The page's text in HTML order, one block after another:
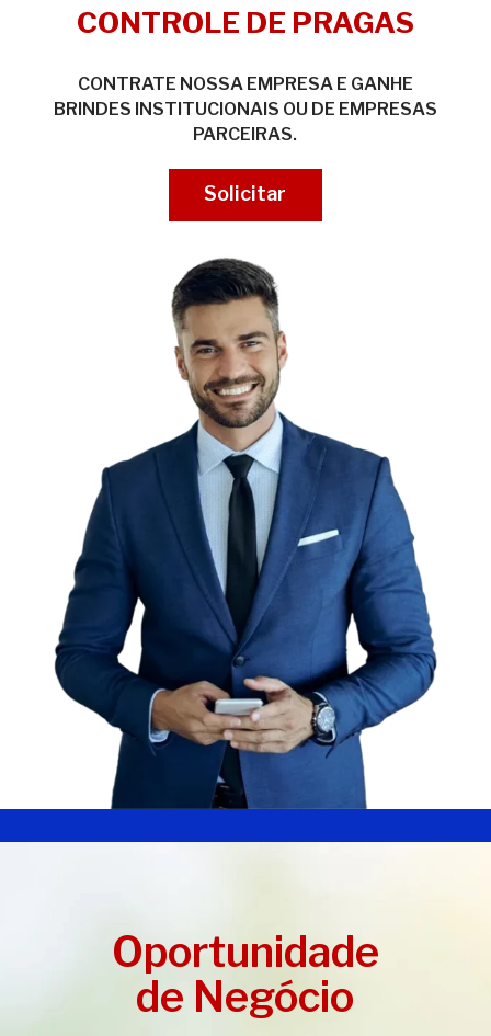
CONTROLE DE PRAGAS
CONTRATE NOSSA EMPRESA E GANHE
BRINDES INSTITUCIONAIS OU DE EMPRESAS
PARCEIRAS.
Solicitar
Oportunidade
de Negócio